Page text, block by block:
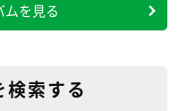
を見る
索する